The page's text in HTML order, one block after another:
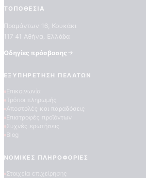
ΠΟΙΟΤΗΤΕΣ ΤΑΠΕΤΣΑΡΙΩΝ
ΕΠΕΞΗΓΗΣΗ ΣΥΜΒΟΛΩΝ
ΤΟΠΟΘΕΣΊΑ
Πραμάντων 16, Κουκάκι
117 41 Αθήνα, Ελλάδα
Οδηγίες πρόσβασης
ΕΞΥΠΗΡΈΤΗΣΗ ΠΕΛΑΤΏΝ
Επικοινωνία
Τρόποι πληρωμής
Αποστολές και παραδόσεις
Επιστροφές προϊόντων
Συχνές ερωτήσεις
Blog
ΝΟΜΙΚΈΣ ΠΛΗΡΟΦΟΡΊΕΣ
Στοιχεία επιχείρησης